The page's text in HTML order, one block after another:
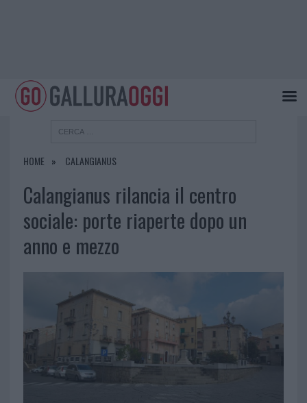
HOME CALANGIANUS
Calangianus rilancia il centro
sociale: porte riaperte dopo un
anno e mezzo